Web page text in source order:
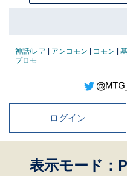
神話/レア | アンコモン | コモン |
プロモ
ログイン
表示モード：